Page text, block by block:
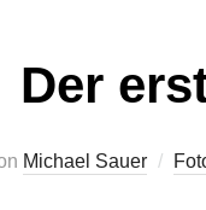
Der
Michael Sauer